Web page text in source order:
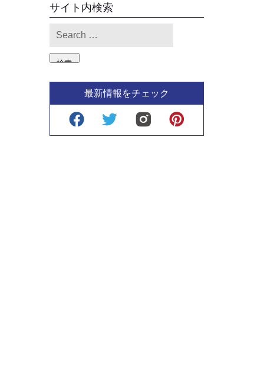
サイト内検索
検索
最新情報をチェック